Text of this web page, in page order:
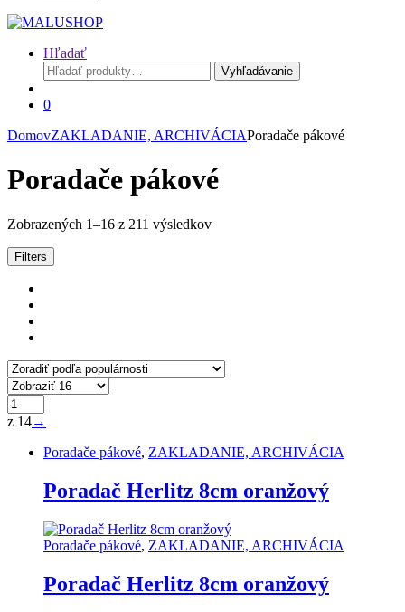
Hľadať
Hľadať:
Vyhľadávanie
0
DomovZAKLADANIE, ARCHIVÁCIAPoradače pákové
Poradače pákové
Zobrazených 1–16 z 211 výsledkovZoradené
Filters
z 14→
Poradače pákové, ZAKLADANIE, ARCHIVÁCIA
Poradač Herlitz 8cm oranžový
Poradače pákové, ZAKLADANIE, ARCHIVÁCIA
Poradač Herlitz 8cm oranžový